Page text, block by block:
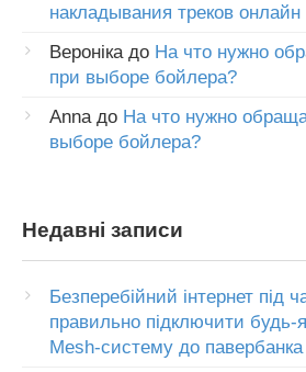
накладывания треков онлайн
Веронікадо На что нужно
при выборе бойлера?
Annaдо На что нужно
выборе бойлера?
Недавні записи
Безперебійний інтернет під
правильно підключити будь-
Mesh-систему до павербанка